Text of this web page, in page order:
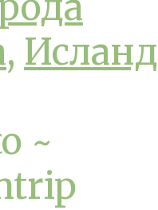
, Исланд
~